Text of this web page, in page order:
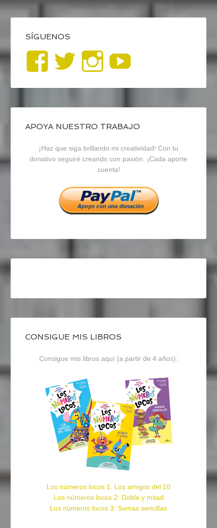
SÍGUENOS
Ver
perfil
de
blogrecursosep
en
Facebook
Ver
perfil
de
recursosep
en
Twitter
Ver
perfil
de
recursosep
en
Instagram
APOYA NUESTRO TRABAJO
¡Haz que siga brillando mi creatividad! Con tu
donativo seguiré creando con pasión. ¡Cada aporte
cuenta!
CONSIGUE MIS LIBROS
Consigue mis libros aquí (a partir de 4 años):
Los números locos 1: Los amigos del 10
Los números locos 2: Doble y mitad
Los números locos 3: Sumas sencillas